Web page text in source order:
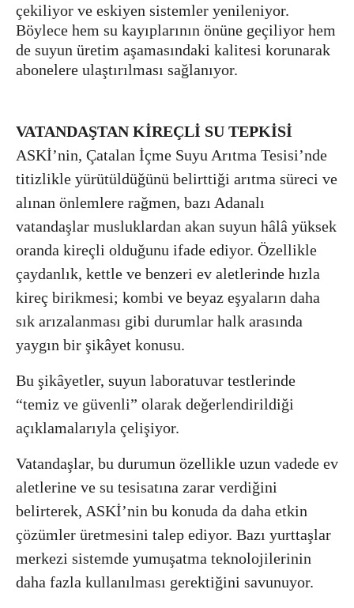
çekiliyor ve eskiyen sistemler yenileniyor.
Böylece hem su kayıplarının önüne geçiliyor hem
de suyun üretim aşamasındaki kalitesi korunarak
abonelere ulaştırılması sağlanıyor.
VATANDAŞTAN KİREÇLİ SU TEPKİSİ
ASKİ’nin, Çatalan İçme Suyu Arıtma Tesisi’nde
titizlikle yürütüldüğünü belirttiği arıtma süreci ve
alınan önlemlere rağmen, bazı Adanalı
vatandaşlar musluklardan akan suyun hâlâ yüksek
oranda kireçli olduğunu ifade ediyor. Özellikle
çaydanlık, kettle ve benzeri ev aletlerinde hızla
kireç birikmesi; kombi ve beyaz eşyaların daha
sık arızalanması gibi durumlar halk arasında
yaygın bir şikâyet konusu.
Bu şikâyetler, suyun laboratuvar testlerinde
“temiz ve güvenli” olarak değerlendirildiği
açıklamalarıyla çelişiyor.
Vatandaşlar, bu durumun özellikle uzun vadede ev
aletlerine ve su tesisatına zarar verdiğini
belirterek, ASKİ’nin bu konuda da daha etkin
çözümler üretmesini talep ediyor. Bazı yurttaşlar
merkezi sistemde yumuşatma teknolojilerinin
daha fazla kullanılması gerektiğini savunuyor.